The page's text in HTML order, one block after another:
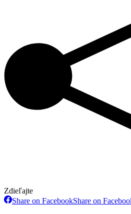
Zdieľajte
Share on FacebookShare on